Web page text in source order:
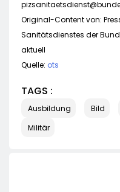
Original-Content von:
Sanitätsdienstes der
aktuell
Quelle: ots
TAGS :
Ausbildung Bild
Militär